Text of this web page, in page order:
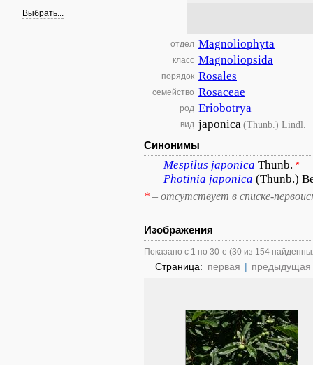
Выбрать...
отдел Magnoliophyta
класс Magnoliopsida
порядок Rosales
семейство Rosaceae
род Eriobotrya
вид japonica(Thunb.) Lindl.
Синонимы
Mespilus japonica Thunb. *
Photinia japonica (Thunb.)
* – отсутствует в списке-
Изображения
Показано с 1 по 30-е (30 из 154
Страница: первая | предыдущая